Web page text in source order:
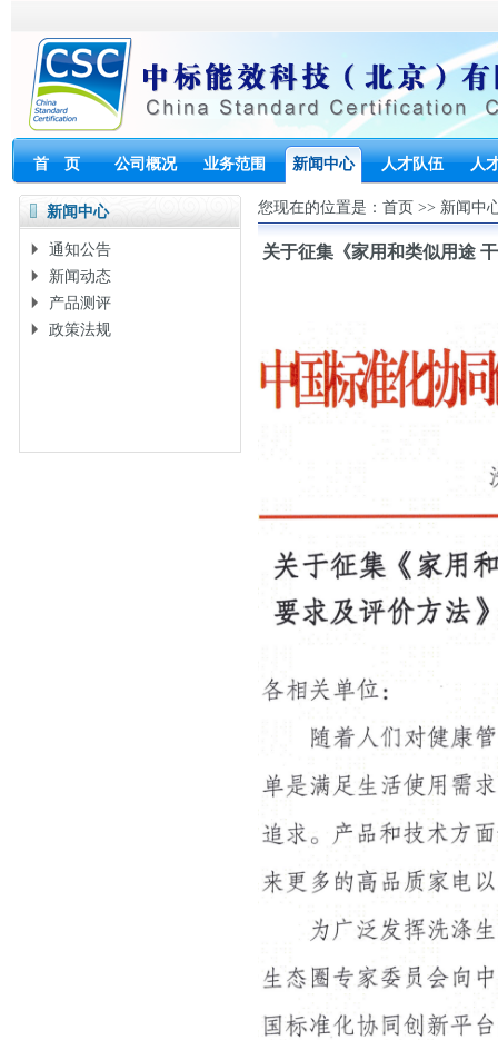
首 页 公司概况 业务范围 新闻中心 人才队伍 人
新闻中心
通知公告
新闻动态
产品测评
政策法规
您现在的位置是： 首页 >> 新闻中
关于征集《家用和类似用途